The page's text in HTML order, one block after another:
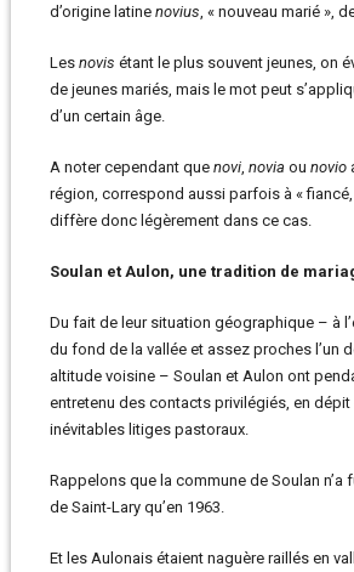
d’origine latine novius , « nouveau marié »,
Les novis étant le plus souvent jeunes, on
de jeunes mariés, mais le mot peut
d’un certain âge.
A noter cependant que novi, novia ou novio
région, correspond aussi parfois à «
diffère donc légèrement dans ce cas.
Soulan et Aulon, une tradition de
Du fait de leur situation géographique – à
du fond de la vallée et assez proches l’un
altitude voisine – Soulan et Aulon ont
entretenu des contacts privilégiés, en
inévitables litiges pastoraux.
Rappelons que la commune de Soulan n’a
de Saint-Lary qu’en 1963.
Et les Aulonais étaient naguère raillés en